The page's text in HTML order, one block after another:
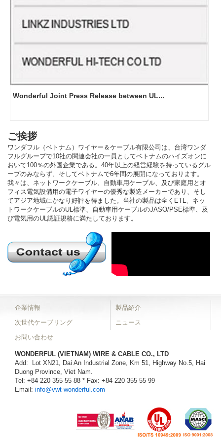
Wonderful Joint Press Release between UL...
ご挨拶
ワンダフル（ベトナム）ワイヤー＆ケーブル有限公司は、台湾ワンダ
フルグループで10社の関連会社の一員としてベトナムのハイズオンに
おいて100％の外国企業である。40年以上の経営経験を持っているグル
ープのみならず、そしてベトナムで6年間の展開になっております。
我々は、ネットワークケーブル、自動車用ケーブル、及び家庭用とオ
フィス電気設備用の電子ワイヤーの優秀な製造メーカーであり、そし
てアジア地域にかなり好評を得ました。当社の製品は全くETL、ネッ
トワークケーブルのUL標準、自動車用ケーブルのJASO/PSE標準、及
び電気用のUL認証規格に満たしております。
企業情報
製品紹介
次世代ケーブリング
ニュース
お問い合わせ
WONDERFUL (VIETNAM) WIRE & CABLE CO., LTD
Add: Lot XN21, Dai An Industrial Zone, Km 51, Highway No.5, Hai
Duong Province, Viet Nam.
Tel: +84 220 355 55 88 * Fax: +84 220 355 55 99
Email: info@vwt-wonderful.com